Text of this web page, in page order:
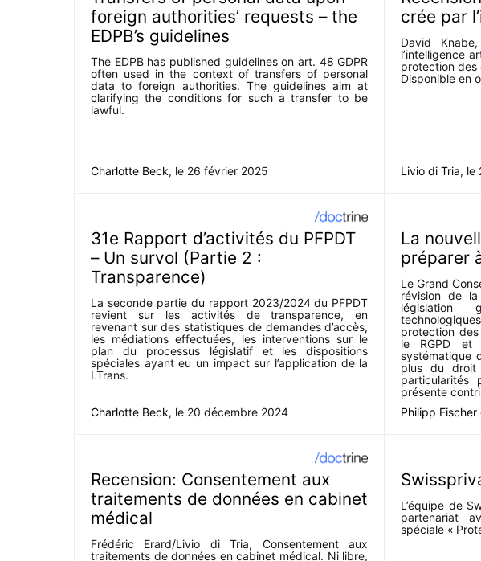
foreign authorities’ requests – the
EDPB’s guidelines
The EDPB has published guidelines on art. 48 GDPR
often used in the context of transfers of personal
data to foreign authorities. The guidelines aim at
clarifying the conditions for such a transfer to be
lawful.
Charlotte Beck, le 26 février 2025
crée par
David
l’intelligence
protection des
Disponible en
Livio di Tria, le
31e Rapport d’activités du PFPDT
– Un survol (Partie 2 :
Transparence)
La seconde partie du rapport 2023/2024 du PFPDT
revient sur les activités de transparence, en
revenant sur des statistiques de demandes d’accès,
les médiations effectuées, les interventions sur le
plan du processus législatif et les dispositions
spéciales ayant eu un impact sur l’application de la
LTrans.
Charlotte Beck, le 20 décembre 2024
La
préparer
Le Grand
révision de la
législation
protection
le RGPD
systématique
plus du droit
particularités
présente
Philipp Fischer
Recension: Consentement aux
traitements de données en cabinet
médical
Frédéric Erard/Livio di Tria, Consentement aux
traitements de données en cabinet médical. Ni libre,
L’équipe de
partenariat
spéciale «